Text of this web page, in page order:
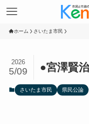
ホーム さいたま市民
●宮澤賢
2026
5/09
さいたま市民 県民公論